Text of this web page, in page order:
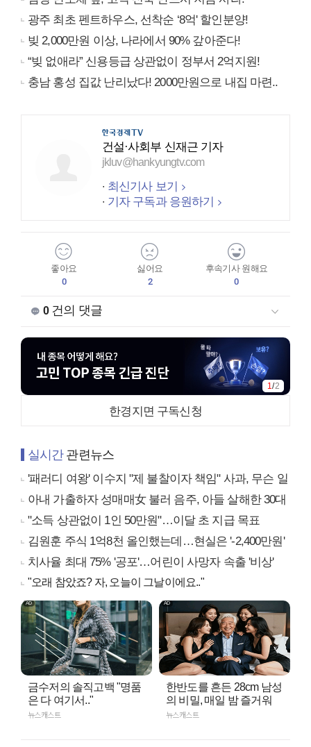
광주 최초 펜트하우스, 선착순 ‘8억' 할인분양!
빚 2,000만원 이상, 나라에서 90% 갚아준다!
“빚 없애라” 신용등급 상관없이 정부서 2억지원!
충남 홍성 집값 난리났다! 2000만원으로 내집 마련..
건설·사회부 신재근 기자
jkluv@hankyungtv.com
최신기사 보기
기자 구독과 응원하기
좋아요
0
싫어요
2
후속기사 원해요
0
0건의 댓글
1 /2
한경지면 구독신청
실시간관련뉴스
'패러디 여왕' 이수지 "제 불찰이자 책임" 사과, 무슨 일
아내 가출하자 성매매女 불러 음주, 아들 살해한 30대
"소득 상관없이 1인 50만원"…이달 초 지급 목표
김원훈 주식 1억8천 올인했는데…현실은 '-2,400만원'
치사율 최대 75% '공포'…어린이 사망자 속출 '비상'
"오래 참았죠? 자, 오늘이 그날이에요.."
금수저의 솔직고백 "명품
은 다 여기서.."
뉴스캐스트
한반도를 흔든 28cm 남성
의 비밀, 매일 밤 즐거워
뉴스캐스트